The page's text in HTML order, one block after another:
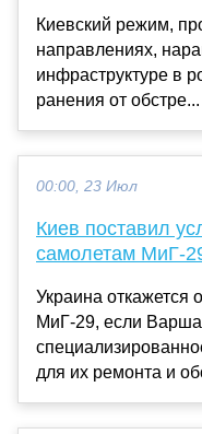
Киевский режим,
направлениях,
инфраструктуре в
ранения от обстре...
00:00, 23 Июл
Киев поставил
самолетам МиГ-
Украина откажется
МиГ-29, если
для их ремонта и